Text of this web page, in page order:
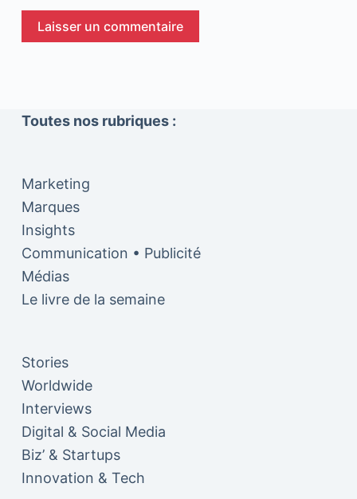
Laisser un commentaire
Toutes nos rubriques :
Marketing
Marques
Insights
Communication • Publicité
Médias
Le livre de la semaine
Stories
Worldwide
Interviews
Digital & Social Media
Biz’ & Startups
Innovation & Tech